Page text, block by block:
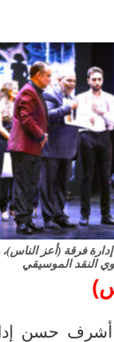
فرقة (أعز الناس)،
النقد الموسيقي
أشرف حسن